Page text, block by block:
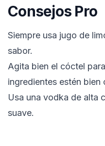
Consejos Pro
Siempre usa jugo de
sabor.
Agita bien el cóctel
ingredientes estén bien
Usa una vodka de alta
suave.